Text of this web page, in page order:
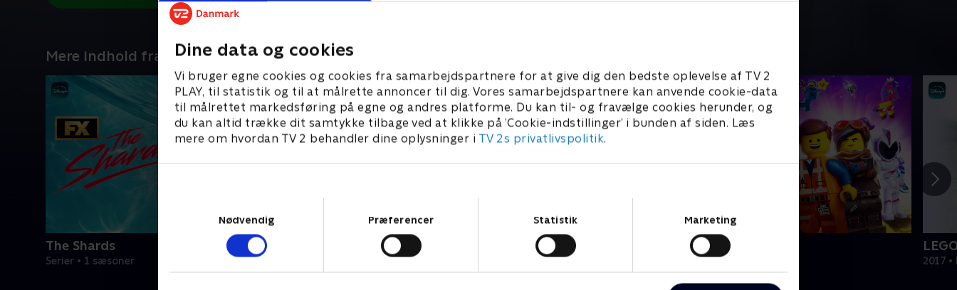
Dine data og cookies
Vi bruger egne cookies og cookies fra samarbejdspartnere for at give dig den bedste oplevelse af TV 2
PLAY, til statistik og til at målrette annoncer til dig. Vores samarbejdspartnere kan anvende cookie-data
til målrettet markedsføring på egne og andres platforme. Du kan til- og fravælge cookies herunder, og
du kan altid trække dit samtykke tilbage ved at klikke på ’Cookie-indstillinger’ i bunden af siden. Læs
mere om hvordan TV 2 behandler dine oplysninger i TV 2s privatlivspolitik.
Nødvendig
Præferencer Statistik Marketing
Mere indhold fra Disney+
The Shards
Serier • 1 sæsoner
Star Wars: Visions Presents - The Ninth Jedi
Serier • 1 sæsoner
LEGO filmen 2
2019 • Film • 1 t. 47 min 2017